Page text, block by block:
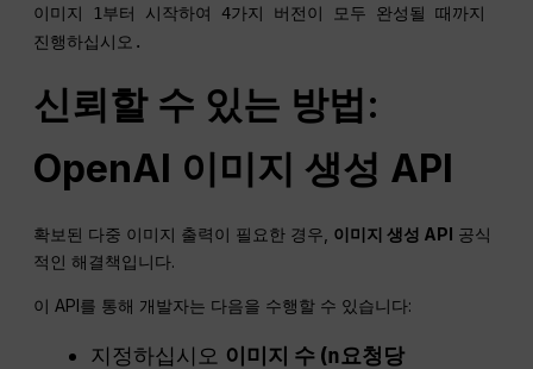
이미지 1부터 시작하여 4가지 버전이 모두 완성될 때까지
진행하십시오.
신뢰할 수 있는 방법:
OpenAI 이미지 생성 API
확보된 다중 이미지 출력이 필요한 경우, 이미지 생성 API 공식
적인 해결책입니다.
이 API를 통해 개발자는 다음을 수행할 수 있습니다:
지정하십시오 이미지 수 (n요청당